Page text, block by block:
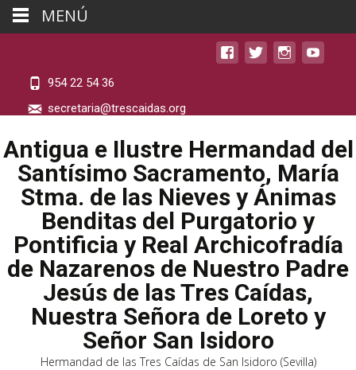
954 22 54 36
secretaria@trescaidas.org
Antigua e Ilustre Hermandad del
Santísimo Sacramento, María
Stma. de las Nieves y Ánimas
Benditas del Purgatorio y
Pontificia y Real Archicofradía
de Nazarenos de Nuestro Padre
Jesús de las Tres Caídas,
Nuestra Señora de Loreto y
Señor San Isidoro
Hermandad de las Tres Caídas de San Isidoro (Sevilla)
MENÚ